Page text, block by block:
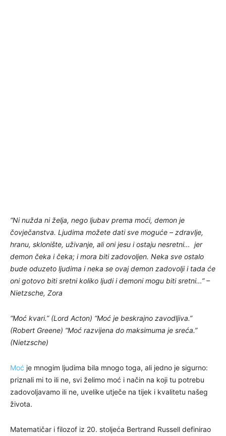
“Ni nužda ni želja, nego ljubav prema moći, demon je
čovječanstva. Ljudima možete dati sve moguće – zdravlje,
hranu, sklonište, uživanje, ali oni jesu i ostaju nesretni… jer
demon čeka i čeka; i mora biti zadovoljen. Neka sve ostalo
bude oduzeto ljudima i neka se ovaj demon zadovolji i tada će
oni gotovo biti sretni koliko ljudi i demoni mogu biti sretni…” –
Nietzsche, Zora
“Moć kvari.” (Lord Acton) “Moć je beskrajno zavodljiva.”
(Robert Greene) “Moć razvijena do maksimuma je sreća.”
(Nietzsche)
Moć je mnogim ljudima bila mnogo toga, ali jedno je sigurno:
priznali mi to ili ne, svi želimo moć i način na koji tu potrebu
zadovoljavamo ili ne, uvelike utječe na tijek i kvalitetu našeg
života.
Matematičar i filozof iz 20. stoljeća Bertrand Russell definirao